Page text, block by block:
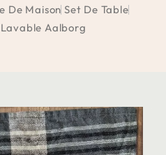
De Maison Set De Table
Aalborg